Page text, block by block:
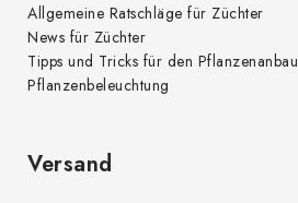
Allgemeine Ratschläge für Züchter
News für Züchter
Tipps und Tricks für den Pflanzenanbau
Pflanzenbeleuchtung
Versand